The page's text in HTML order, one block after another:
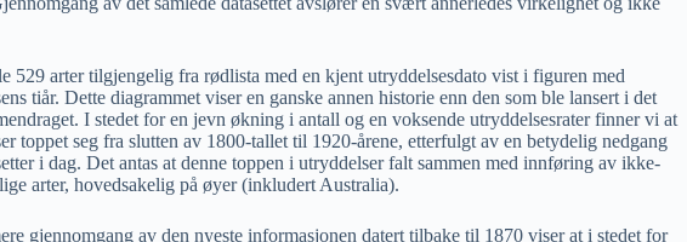
529 arter tilgjengelig fra rødlista med en kjent utryddelsesdato vist i figuren med
tiår. Dette diagrammet viser en ganske annen historie enn den som ble lansert i det
I stedet for en jevn økning i antall og en voksende utryddelsesrater finner vi at
toppet seg fra slutten av 1800-tallet til 1920-årene, etterfulgt av en betydelig nedgang
i dag. Det antas at denne toppen i utryddelser falt sammen med innføring av ikke-
arter, hovedsakelig på øyer (inkludert Australia).
gjennomgang av den nyeste informasjonen datert tilbake til 1870 viser at i stedet for